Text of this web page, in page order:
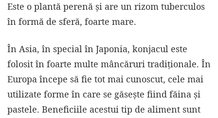
Este o plantă perenă și are un rizom tuberculos
în formă de sferă, foarte mare.
În Asia, în special în Japonia, konjacul este
folosit în foarte multe mâncăruri tradiționale. În
Europa începe să fie tot mai cunoscut, cele mai
utilizate forme în care se găsește fiind făina și
pastele. Beneficiile acestui tip de aliment sunt